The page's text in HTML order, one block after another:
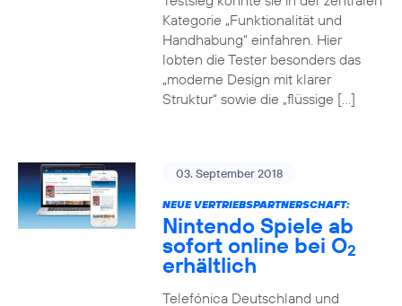
Kategorie „Funktionalität und
Handhabung“ einfahren. Hier
lobten die Tester besonders das
„moderne Design mit klarer
Struktur“ sowie die „flüssige […]
03. September 2018
NEUE VERTRIEBSPARTNERSCHAFT:
Nintendo Spiele ab
sofort online bei O2
erhältlich
Telefónica Deutschland und